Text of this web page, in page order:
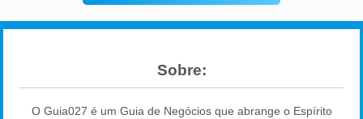
Sobre:
O Guia027 é um Guia de Negócios que abrange o Espírito